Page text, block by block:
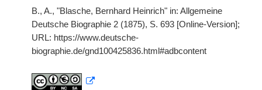
B., A., "Blasche, Bernhard Heinrich" in: Allgemeine
Deutsche Biographie 2 (1875), S. 693 [Online-Version];
URL: https://www.deutsche-
biographie.de/gnd100425836.html#adbcontent